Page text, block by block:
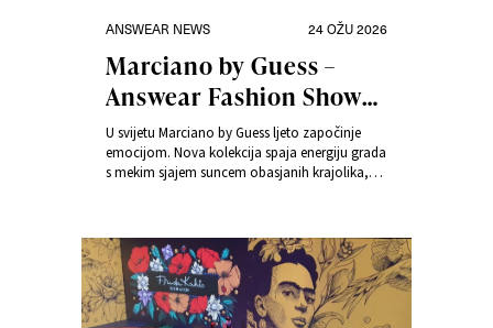
Kategorije
ANSWEAR NEWSObjavljeno
dana
24 OŽU 2026
Marciano by Guess –
Answear Fashion Show
SS26 Collection –
Elegancija koja putuje s
tobom
U svijetu Marciano by Guess ljeto započinje
emocijom. Nova kolekcija spaja energiju grada
s mekim sjajem suncem obasjanih krajolika,